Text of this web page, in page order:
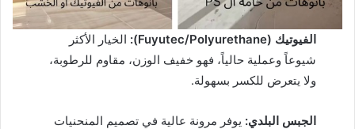
الفيوتيك (Fuyutec/Polyurethane):
الخيار الأكثر
شيوعاً وعملية حالياً، فهو خفيف الوزن، مقاوم للرطوبة،
ولا يتعرض للكسر بسهولة.
الجبس البلدي: يوفر مرونة عالية في تصميم المنحنيات